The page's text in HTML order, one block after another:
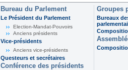
Bureau du Parlement
Le Président du Parlement
Election-Mandat-Pouvoirs
Anciens présidents
Vice-présidents
Anciens vice-présidents
Questeurs et secrétaires
Conférence des présidents
Groupes
Bureaux